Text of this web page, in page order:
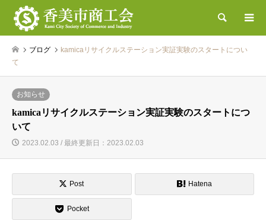
検索
ブログ
kamicaリサイクルステーション実証実験のスタートについ
て
お知らせ
kamicaリサイクルステーション実証実験のスタートにつ
いて
2023.02.03 / 最終更新日：2023.02.03
Post Hatena
Pocket